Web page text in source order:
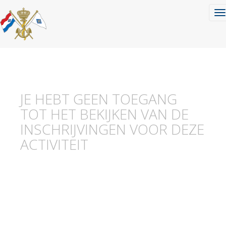
JE HEBT GEEN TOEGANG
TOT HET BEKIJKEN VAN DE
INSCHRIJVINGEN VOOR DEZE
ACTIVITEIT